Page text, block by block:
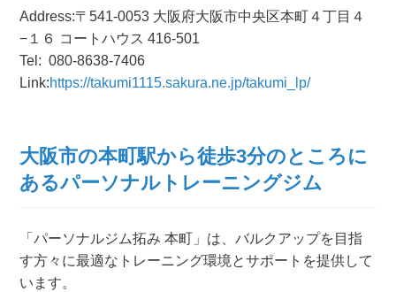
Address:〒541-0053 大阪府大阪市中央区本町４丁目４
−１６ コートハウス 416-501
Tel: 080-8638-7406
Link:https://takumi1115.sakura.ne.jp/takumi_lp/
大阪市の本町駅から徒歩3分のところに
あるパーソナルトレーニングジム
「パーソナルジム拓み 本町」は、バルクアップを目指
す方々に最適なトレーニング環境とサポートを提供して
います。